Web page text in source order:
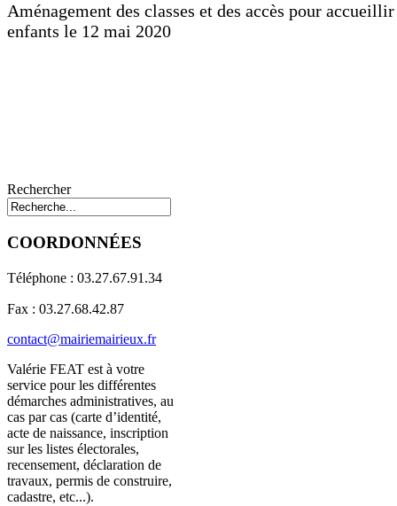
Aménagement des classes et des accès pour
enfants le 12 mai 2020
Rechercher
COORDONNÉES
Téléphone : 03.27.67.91.34
Fax : 03.27.68.42.87
contact@mairiemairieux.fr
Valérie FEAT est à votre
service pour les différentes
démarches administratives, au
cas par cas (carte d’identité,
acte de naissance, inscription
sur les listes électorales,
recensement, déclaration de
travaux, permis de construire,
cadastre, etc...).